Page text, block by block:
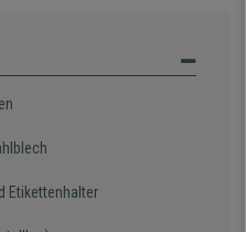
Etikettenhalter